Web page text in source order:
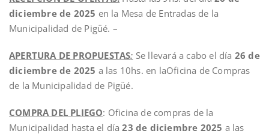
diciembre de 2025 en la Mesa de Entradas de la
Municipalidad de Pigüé. –
APERTURA DE PROPUESTAS: Se llevará a cabo el día 26 de
diciembre de 2025 a las 10hs. en laOficina de Compras
de la Municipalidad de Pigüé.
COMPRA DEL PLIEGO: Oficina de compras de la
Municipalidad hasta el día23 de diciembre 2025 a las